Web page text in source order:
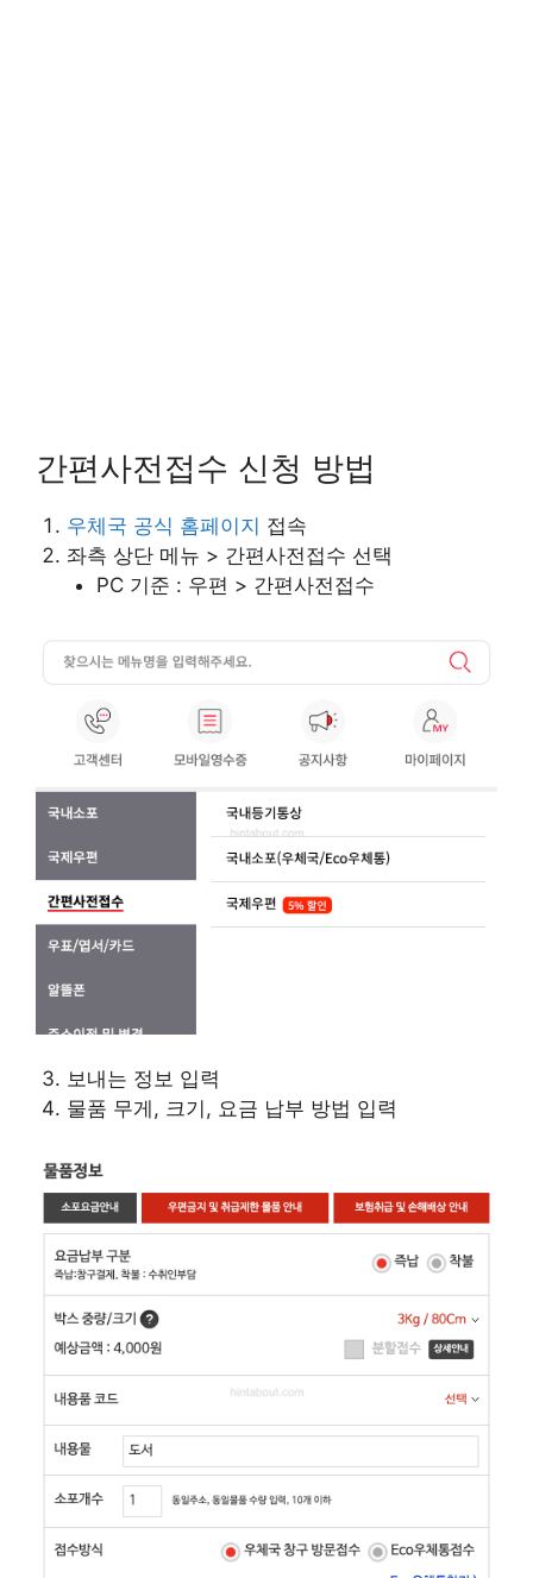
간편사전접수 신청 방법
우체국 공식 홈페이지 접속
좌측 상단 메뉴 > 간편사전접수 선택
PC 기준 : 우편 > 간편사전접수
보내는 정보 입력
물품 무게, 크기, 요금 납부 방법 입력